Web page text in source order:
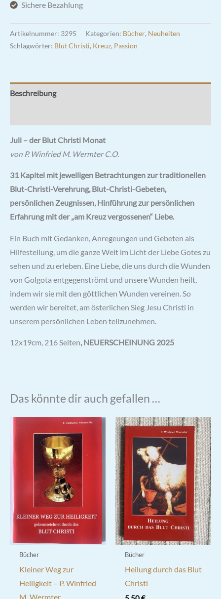
Sichere Bezahlung
Artikelnummer: 3295 Kategorien: Bücher, Neuheiten
Schlagwörter: Blut Christi, Kreuz, Passion
Beschreibung
Juli – der Blut Christi Monat
von P. Winfried M. Wermter C.O.
31 Kapitel mit jeweiligen Betrachtungen zur traditionellen
Blut-Christi-Verehrung, Blut-Christi-Gebeten,
persönlichen Zeugnissen, Hinführung zur persönlichen
Erfahrung mit der „am Kreuz vergossenen“ Liebe.
Ein Buch mit Gedanken, Anregeungen und Gebeten als
Hilfestellung, um die ganze Welt im Licht der Liebe Gotes zu
sehen und zu erleben. Eine Liebe, die uns durch die Wunden
von Golgota entgegenströmt und unsere Wunden heilt,
indem wir sie mit den göttlichen Wunden vereinen. So
werden wir bereitet, am österlichen Sieg Jesu Christi in
unserem persönlichen Leben teilzunehmen.
12x19cm, 216 Seiten, NEUERSCHEINUNG 2025
Das könnte dir auch gefallen …
Bücher
Kleiner Weg zur
Heiligkeit – P. Winfried
M. Wermter
Bücher
Heilung durch das Blut
Christi